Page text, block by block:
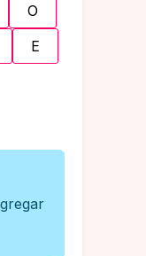
O
E